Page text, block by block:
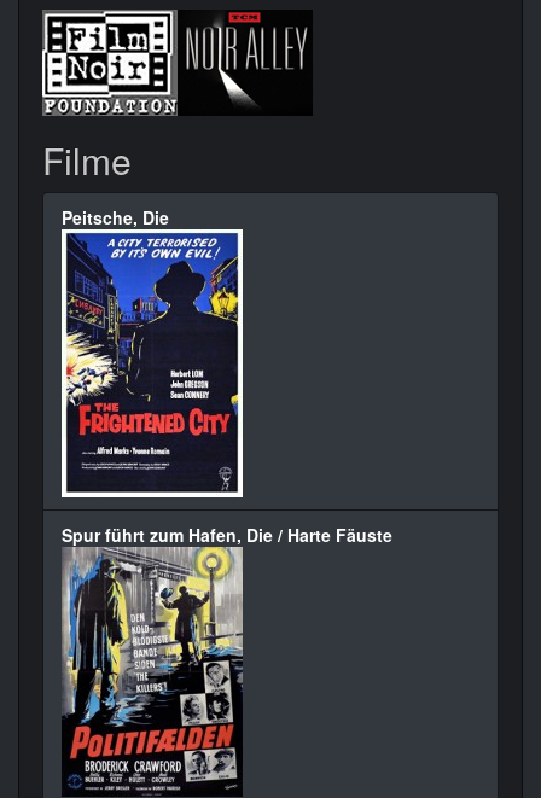
Filme
Peitsche, Die
Spur führt zum Hafen, Die / Harte Fäuste